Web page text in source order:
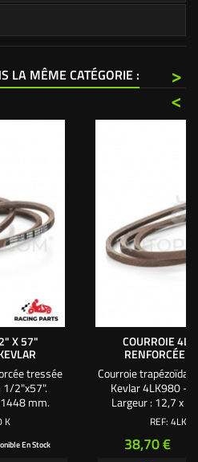
LA MÊME CATÉGORIE :
>
<
X 57"
tressée
1/2"x57".
mm.
et jardins :
pour une
et
K
En Stock
COURROIE
RENFORCÉE
Courroie
Kevlar 4LK980 -
Largeur : 12,7 x
Professionnel
Pour un usage
courroie de qualité
REF:
Prix
38,70 €